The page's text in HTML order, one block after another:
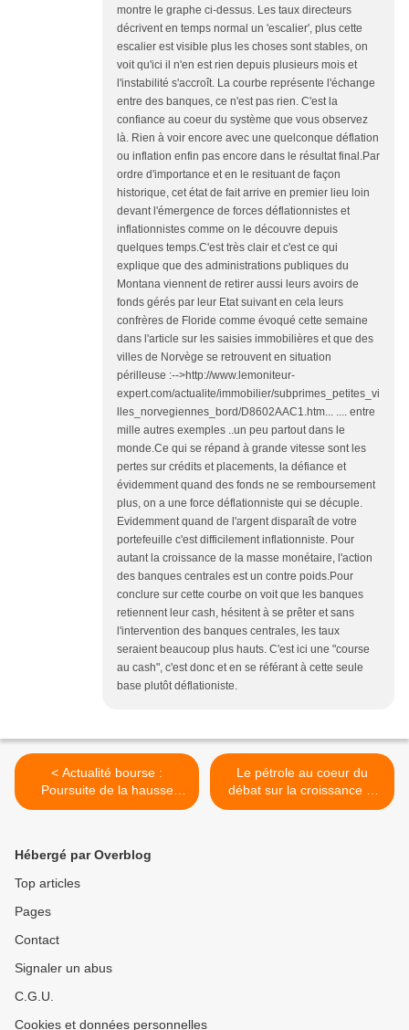
montre le graphe ci-dessus. Les taux directeurs
décrivent en temps normal un 'escalier', plus cette
escalier est visible plus les choses sont stables, on
voit qu'ici il n'en est rien depuis plusieurs mois et
l'instabilité s'accroît. La courbe représente l'échange
entre des banques, ce n'est pas rien. C'est la
confiance au coeur du système que vous observez
là. Rien à voir encore avec une quelconque déflation
ou inflation enfin pas encore dans le résultat final.Par
ordre d'importance et en le resituant de façon
historique, cet état de fait arrive en premier lieu loin
devant l'émergence de forces déflationnistes et
inflationnistes comme on le découvre depuis
quelques temps.C'est très clair et c'est ce qui
explique que des administrations publiques du
Montana viennent de retirer aussi leurs avoirs de
fonds gérés par leur Etat suivant en cela leurs
confrères de Floride comme évoqué cette semaine
dans l'article sur les saisies immobilières et que des
villes de Norvège se retrouvent en situation
périlleuse :-->http://www.lemoniteur-
expert.com/actualite/immobilier/subprimes_petites_vi
lles_norvegiennes_bord/D8602AAC1.htm... .... entre
mille autres exemples ..un peu partout dans le
monde.Ce qui se répand à grande vitesse sont les
pertes sur crédits et placements, la défiance et
évidemment quand des fonds ne se remboursement
plus, on a une force déflationniste qui se décuple.
Evidemment quand de l'argent disparaît de votre
portefeuille c'est difficilement inflationniste. Pour
autant la croissance de la masse monétaire, l'action
des banques centrales est un contre poids.Pour
conclure sur cette courbe on voit que les banques
retiennent leur cash, hésitent à se prêter et sans
l'intervention des banques centrales, les taux
seraient beaucoup plus hauts. C'est ici une "course
au cash", c'est donc et en se référant à cette seule
base plutôt déflationiste.
< Actualité bourse :
Poursuite de la hausse
avec le PIB US
Le pétrole au coeur du
débat sur la croissance et
l'inflation >
Hébergé par Overblog
Top articles
Pages
Contact
Signaler un abus
C.G.U.
Cookies et données personnelles